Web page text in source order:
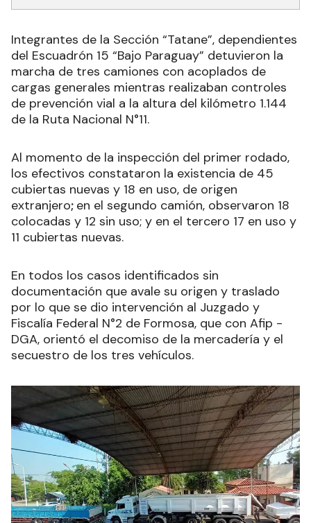
Integrantes de la Sección “Tatane”, dependientes
del Escuadrón 15 “Bajo Paraguay” detuvieron la
marcha de tres camiones con acoplados de
cargas generales mientras realizaban controles
de prevención vial a la altura del kilómetro 1.144
de la Ruta Nacional N°11.
Al momento de la inspección del primer rodado,
los efectivos constataron la existencia de 45
cubiertas nuevas y 18 en uso, de origen
extranjero; en el segundo camión, observaron 18
colocadas y 12 sin uso; y en el tercero 17 en uso y
11 cubiertas nuevas.
En todos los casos identificados sin
documentación que avale su origen y traslado
por lo que se dio intervención al Juzgado y
Fiscalía Federal N°2 de Formosa, que con Afip -
DGA, orientó el decomiso de la mercadería y el
secuestro de los tres vehículos.